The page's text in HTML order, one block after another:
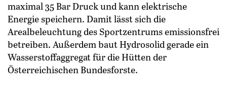
maximal 35 Bar Druck und kann elektrische
Energie speichern. Damit lässt sich die
Arealbeleuchtung des Sportzentrums emissionsfrei
betreiben. Außerdem baut Hydrosolid gerade ein
Wasserstoffaggregat für die Hütten der
Österreichischen Bundesforste.